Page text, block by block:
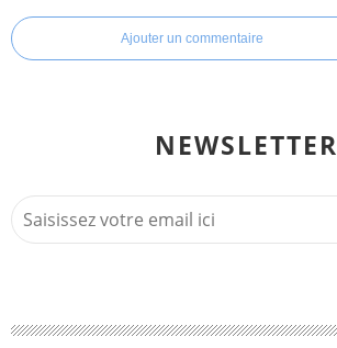
Ajouter un commentaire
NEWSLETTER